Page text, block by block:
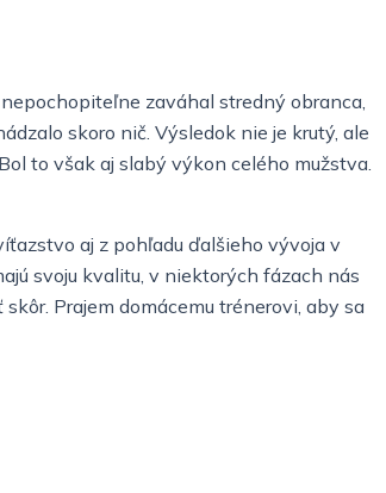
zaváhal stredný obranca,
skoro nič. Výsledok nie je krutý, ale
to však aj slabý výkon celého mužstva.
aj z pohľadu ďalšieho vývoja v
svoju kvalitu, v niektorých fázach nás
Prajem domácemu trénerovi, aby sa